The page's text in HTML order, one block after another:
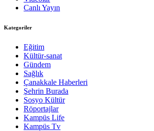
Canlı Yayın
Kategoriler
Eğitim
Kültür-sanat
Gündem
Sağlık
Çanakkale Haberleri
Şehrin Burada
Sosyo Kültür
Röportajlar
Kampüs Life
Kampüs Tv